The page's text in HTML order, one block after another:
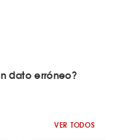
dato erróneo?
VER TODOS